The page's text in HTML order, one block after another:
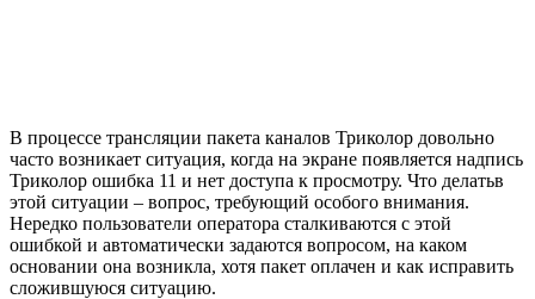
В процессе трансляции пакета каналов Триколор довольно
часто возникает ситуация, когда на экране появляется надпись
Триколор ошибка 11 и нет доступа к просмотру. Что делатьв
этой ситуации – вопрос, требующий особого внимания.
Нередко пользователи оператора сталкиваются с этой
ошибкой и автоматически задаются вопросом, на каком
основании она возникла, хотя пакет оплачен и как исправить
сложившуюся ситуацию.